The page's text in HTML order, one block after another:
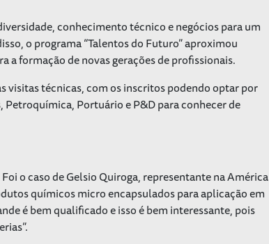
conhecimento técnico e negócios para um
o programa “Talentos do Futuro” aproximou
formação de novas gerações de profissionais.
visitas técnicas, com os inscritos podendo optar por
Petroquímica, Portuário e P&D para conhecer de
o caso de Gelsio Quiroga, representante na América
químicos micro encapsulados para aplicação em
é bem qualificado e isso é bem interessante, pois